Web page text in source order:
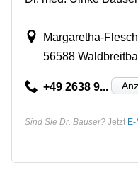
Margaretha-
56588
+49 2638 9...
Sind Sie Dr. Bauser? Jetzt